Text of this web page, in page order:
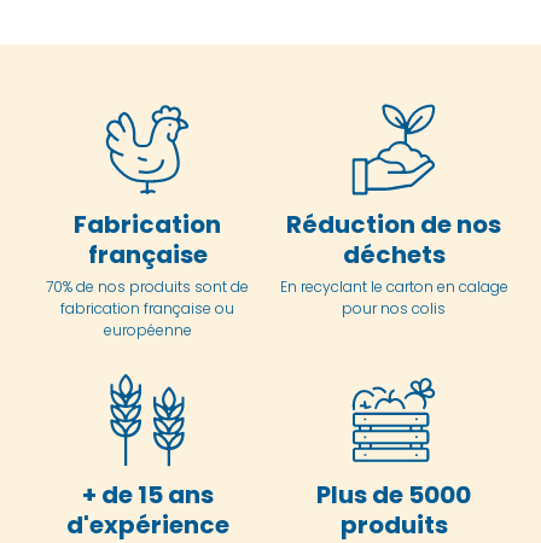
Fabrication
française
70% de nos produits sont de
fabrication française ou
européenne
Réduction de nos
déchets
En recyclant le carton en calage
pour nos colis
+ de 15 ans
d'expérience
Plus de 5000
produits